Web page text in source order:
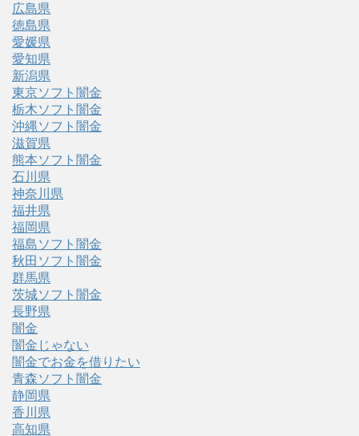
広島県
徳島県
愛媛県
愛知県
新潟県
東京ソフト闇金
栃木ソフト闇金
沖縄ソフト闇金
滋賀県
熊本ソフト闇金
石川県
神奈川県
福井県
福岡県
福島ソフト闇金
秋田ソフト闇金
群馬県
茨城ソフト闇金
長野県
闇金
闇金じゃない
闇金でお金を借りたい
青森ソフト闇金
静岡県
香川県
高知県